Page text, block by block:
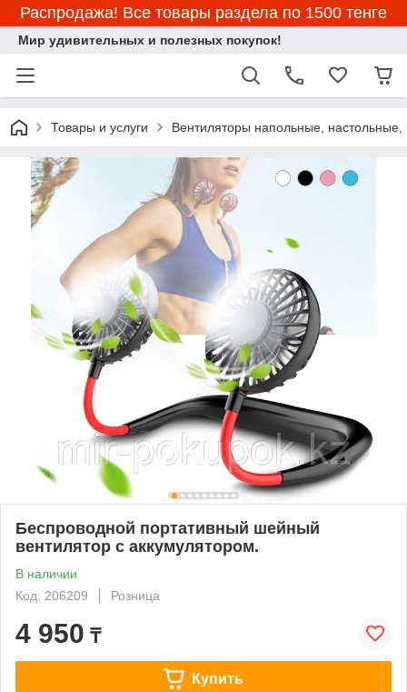
Распродажа! Все товары раздела по 1500 тенге
Мир удивительных и полезных покупок!
Товары и услуги Вентиляторы напольные, настольные,
Беспроводной портативный шейный
вентилятор с аккумулятором.
В наличии
Код: 206209
Розница
4 950 ₸
Купить